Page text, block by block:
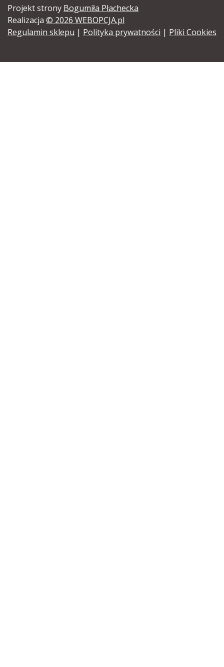
Projekt strony Bogumiła Płachecka
Realizacja © 2026 WEBOPCJA.pl
Regulamin sklepu | Polityka prywatności | Pliki Cookies